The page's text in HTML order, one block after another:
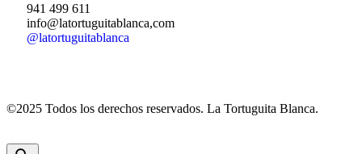
941 499 611
info@latortuguitablanca,com
@latortuguitablanca
©2025 Todos los derechos reservados. La Tortuguita Blanca.